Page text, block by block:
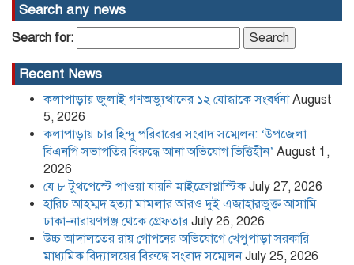
হারিচ আহম্মদ হত্যা মামলার আরও দুই
এজাহারভুক্ত আসামি ঢাকা-নারায়ণগঞ্জ থেকে
উচ্চ আদালতের রায় গোপনের অভিযোগে
বিরুদ্ধে সংবাদ সম্মেলন
২০২৬-২০২৭ কমিটি গঠন
পদত্যাগ করলেন রাষ্ট্রপতি
Search any news
Search for:
Recent News
কলাপাড়ায় জুলাই গণঅভ্যুত্থানের ১২ যোদ্ধাকে সংবর্ধনা August
5, 2026
কলাপাড়ায় চার হিন্দু পরিবারের সংবাদ সম্মেলন: ‘উপজেলা
বিএনপি সভাপতির বিরুদ্ধে আনা অভিযোগ ভিত্তিহীন’ August 1,
2026
যে ৮ টুথপেস্টে পাওয়া যায়নি মাইক্রোপ্লাস্টিক July 27, 2026
হারিচ আহম্মদ হত্যা মামলার আরও দুই এজাহারভুক্ত আসামি
ঢাকা-নারায়ণগঞ্জ থেকে গ্রেফতার July 26, 2026
উচ্চ আদালতের রায় গোপনের অভিযোগে খেপুপাড়া সরকারি
মাধ্যমিক বিদ্যালয়ের বিরুদ্ধে সংবাদ সম্মেলন July 25, 2026